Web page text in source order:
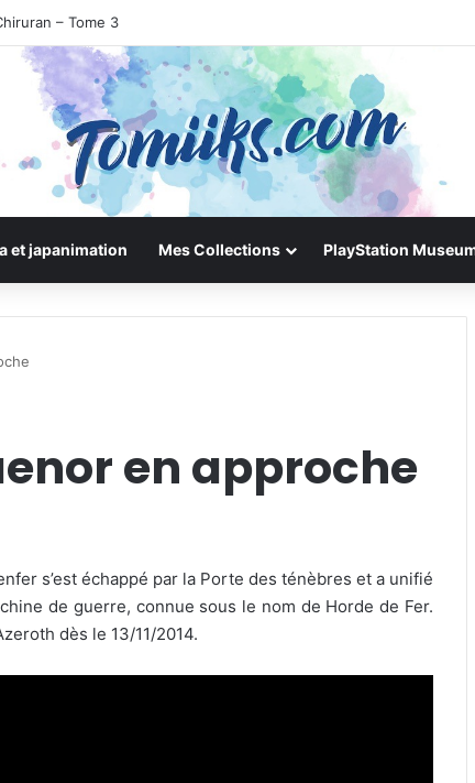
– Tome 3
et japanimation Mes Collections PlayStation
en approche
s’est échappé par la Porte des ténèbres et a unifié
de guerre, connue sous le nom de Horde de Fer.
dès le 13/11/2014.